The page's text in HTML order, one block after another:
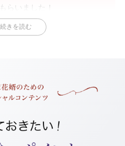
続きを読む
らいました！